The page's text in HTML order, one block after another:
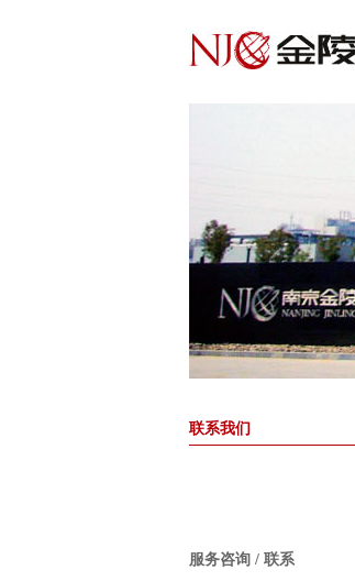
联系我们
服务咨询 / 联系